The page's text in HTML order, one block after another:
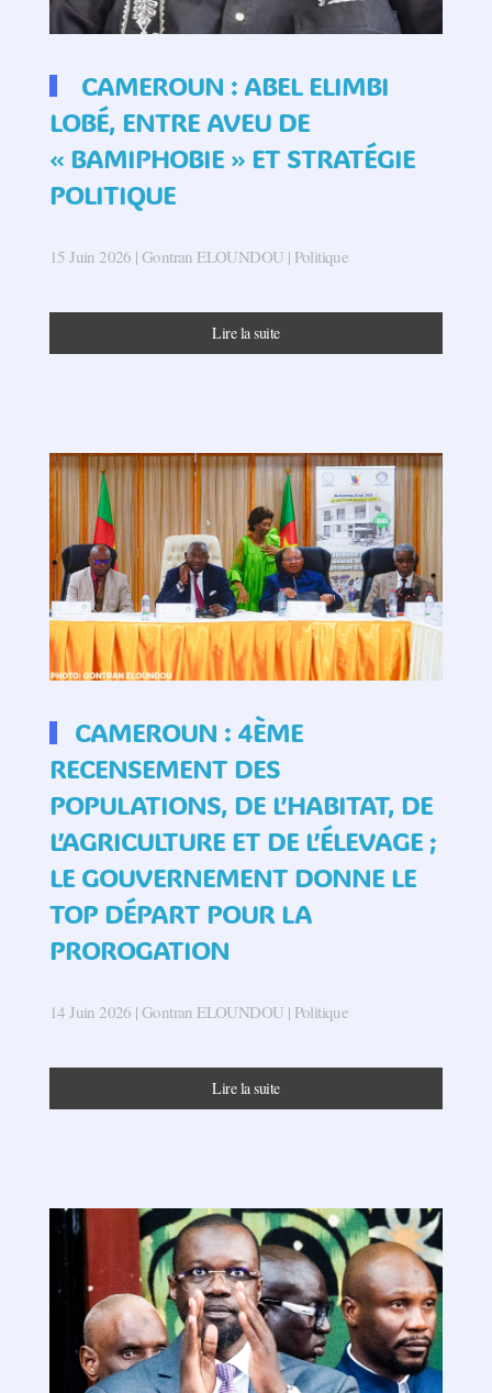
CAMEROUN : ABEL ELIMBI
LOBÉ, ENTRE AVEU DE
« BAMIPHOBIE » ET STRATÉGIE
POLITIQUE
15 Juin 2026 | Gontran ELOUNDOU | Politique
Lire la suite
CAMEROUN : 4ÈME
RECENSEMENT DES
POPULATIONS, DE L’HABITAT, DE
L’AGRICULTURE ET DE L’ÉLEVAGE ;
LE GOUVERNEMENT DONNE LE
TOP DÉPART POUR LA
PROROGATION
14 Juin 2026 | Gontran ELOUNDOU | Politique
Lire la suite